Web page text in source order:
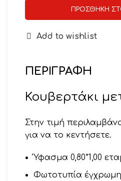
ΠΡΟΣΘΉΚΗ
Add to wishlist
ΠΕΡΙΓΡΑΦΉ
Κουβερτάκι
Στην τιμή
για να το κεντήσετε.
Ύφασμα 0,80*1,00
Φωτοτυπία